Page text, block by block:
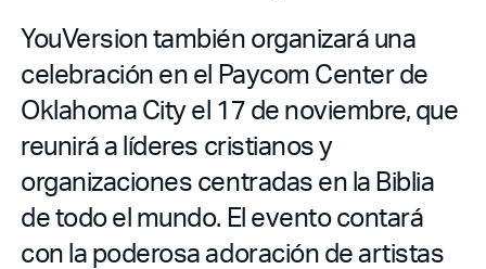
YouVersion también organizará una
celebración en el Paycom Center de
Oklahoma City el 17 de noviembre, que
reunirá a líderes cristianos y
organizaciones centradas en la Biblia
de todo el mundo. El evento contará
con la poderosa adoración de artistas